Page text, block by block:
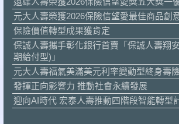
元大人壽榮獲2026保險信望愛最佳商品創
保險價值轉型成果獲肯定
保誠人壽攜手彰化銀行首賣「保誠人壽翔
期給付型)」
元大人壽福氣美滿美元利率變動型終身壽險
發揮正向影響力 推動社會永續發展
迎向AI時代 宏泰人壽推動四階段智能轉型